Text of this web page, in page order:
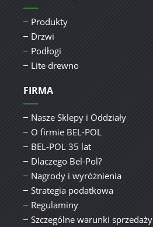
Produkty
Drzwi
Podłogi
Lite drewno
FIRMA
Nasze Sklepy i Oddziały
O firmie BEL-POL
BEL-POL 35 lat
Dlaczego Bel-Pol?
Nagrody i wyróżnienia
Strategia podatkowa
Regulaminy
Szczególne warunki sprzedaży